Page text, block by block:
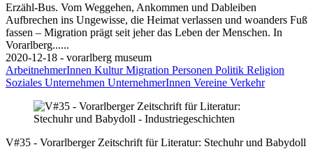
Erzähl-Bus. Vom Weggehen, Ankommen und Dableiben
Aufbrechen ins Ungewisse, die Heimat verlassen und woanders Fuß
fassen – Migration prägt seit jeher das Leben der Menschen. In
Vorarlberg......
2020-12-18 - vorarlberg museum
ArbeitnehmerInnen KulturMigration Personen Politik Religion
Soziales Unternehmen UnternehmerInnen Vereine Verkehr
V#35 - Vorarlberger Zeitschrift für Literatur: Stechuhr und Babydoll